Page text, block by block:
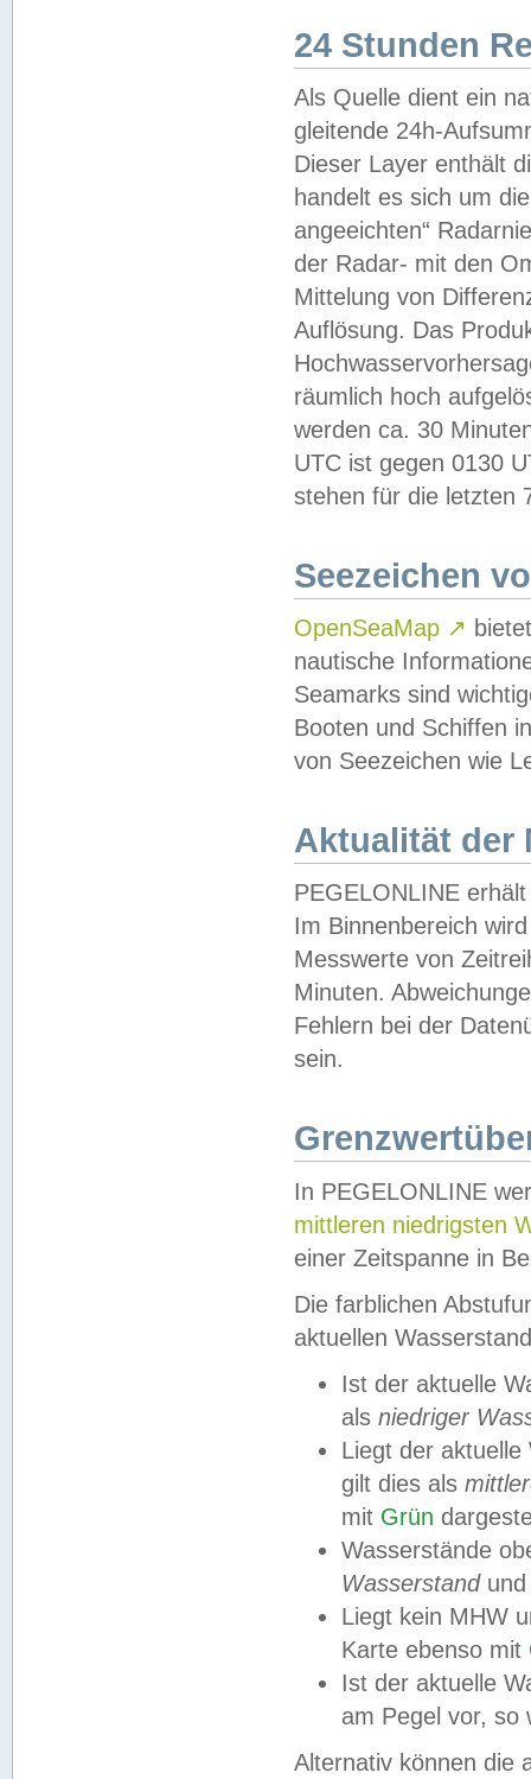
24 Stunden
Als Quelle dient ein
gleitende 24h-
Dieser Layer enthält
handelt es sich um
angeeichten“
der Radar- mit den
Mittelung von
Auflösung. Das
räumlich hoch
werden ca. 30
UTC ist gegen 0130
stehen für die letzten
Seezeichen
OpenSeaMap ↗
nautische
Seamarks sind
Booten und Schiffen
von Seezeichen wie
Aktualität der
PEGELONLINE
Im Binnenbereich
Messwerte von
Minuten.
Fehlern bei der
sein.
In PEGELONLINE
mittleren niedrigsten
einer Zeitspanne in
Die farblichen
aktuellen
Ist der aktuelle
als niedriger
Liegt der
gilt dies als
mit Grün
Wasserstände
Wasserstandund
Liegt kein MHW
Karte ebenso mit
Ist der aktuelle
am Pegel vor,
Alternativ können die